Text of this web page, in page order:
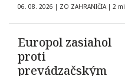
06. 08. 2026 | ZO ZAHRANIČIA | 2
Europol zasiahol
proti
prevádzačským